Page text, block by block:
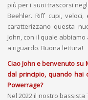
più per i suoi trascorsi
Beehler. Riff cupi,
caratterizzano questa
John, con il quale
a riguardo. Buona lettura!
Ciao John e benvenuto su
dal principio, quando hai
Powerrage?
Nel 2022 il nostro